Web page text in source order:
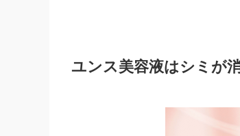
ユンス美容液はシミが